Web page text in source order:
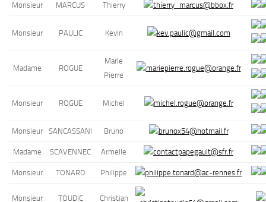
Monsieur MARCUS Thierry
Monsieur PAULIC Kevin
Madame ROGUE
Marie
Pierre
Monsieur ROGUE Michel
Monsieur SANCASSANI Bruno
Madame SCAVENNEC Armelle
Monsieur TONARD Philippe
Monsieur TOUDIC Christian